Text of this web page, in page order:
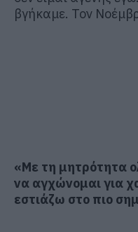
βγήκαμε. Τον
«Με τη μητρότητα
να αγχώνομαι για
εστιάζω στο πιο